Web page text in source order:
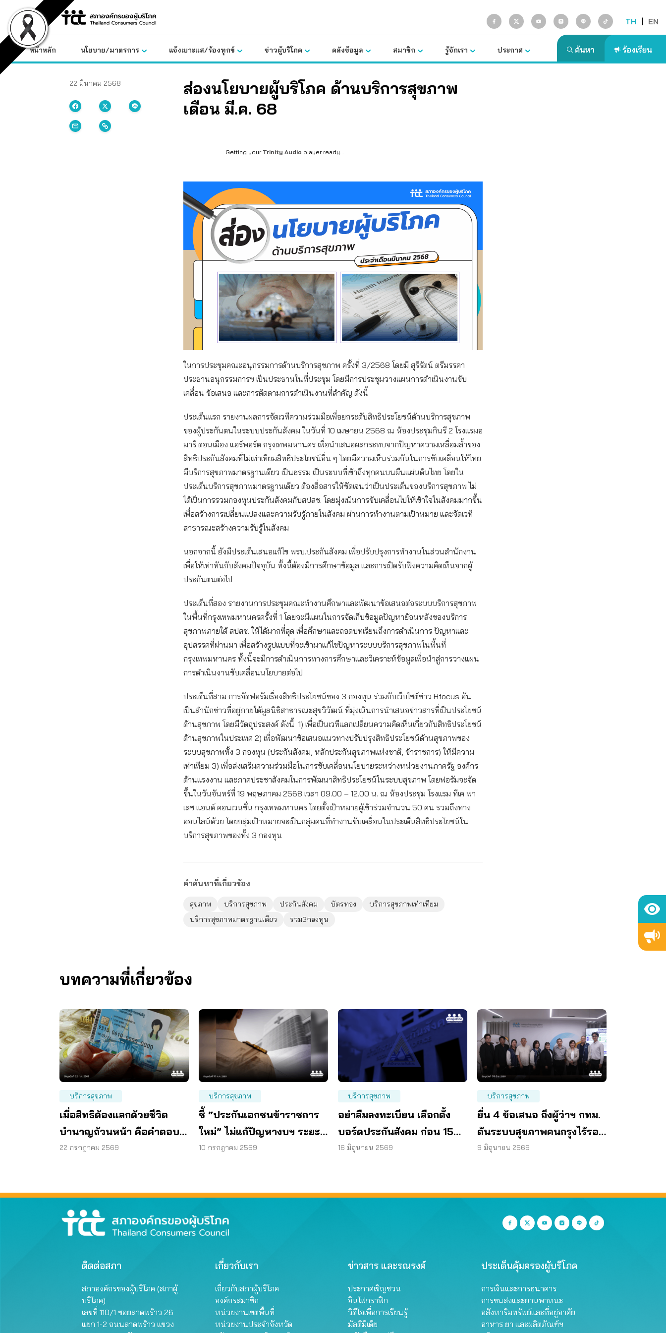
content
TH | EN
หน้าหลัก นโยบาย/มาตรการ แจ้งเบาะแส/ร้องทุกข์ ข่าวผู้บริโภค คลังข้อมูล สมาชิก รู้จักเรา ประกาศ
22 มีนาคม 2568
ส่องนโยบายผู้บริโภค ด้านบริการสุขภาพ
เดือน มี.ค. 68
Getting your Trinity Audio player ready...
ในการประชุมคณะอนุกรรมการด้านบริการสุขภาพ ครั้งที่ 3/2568 โดยมี สุรีรัตน์ ตรีมรรคา
ประธานอนุกรรมการฯ เป็นประธานในที่ประชุม โดยมีการประชุมวางแผนการดำเนินงานขับ
เคลื่อน ข้อเสนอ และการติดตามการดำเนินงานที่สำคัญ ดังนี้
ประเด็นแรก รายงานผลการจัดเวทีความร่วมมือเพื่อยกระดับสิทธิประโยชน์ด้านบริการสุขภาพ
ของผู้ประกันตนในระบบประกันสังคม ในวันที่ 10 เมษายน 2568 ณ ห้องประชุมกินรี 2 โรงแรมอ
มารี ดอนเมือง แอร์พอร์ต กรุงเทพมหานคร เพื่อนำเสนอผลกระทบจากปัญหาความเหลื่อมล้ำของ
สิทธิประกันสังคมที่ไม่เท่าเทียมสิทธิประโยชน์อื่น ๆ โดยมีความเห็นร่วมกันในการขับเคลื่อนให้ไทย
มีบริการสุขภาพมาตรฐานเดียว เป็นธรรม เป็นระบบที่เข้าถึงทุกคนบนผืนแผ่นดินไทย โดยใน
ประเด็นบริการสุขภาพมาตรฐานเดียว ต้องสื่อสารให้ชัดเจนว่าเป็นประเด็นของบริการสุขภาพ ไม่
ได้เป็นการรวมกองทุนประกันสังคมกับสปสช. โดยมุ่งเน้นการขับเคลื่อนไปให้เข้าใจในสังคมมากขึ้น
เพื่อสร้างการเปลี่ยนแปลงและความรับรู้ภายในสังคม ผ่านการทำงานตามเป้าหมาย และจัดเวที
สาธารณะสร้างความรับรู้ในสังคม
นอกจากนี้ ยังมีประเด็นเสนอแก้ไข พรบ.ประกันสังคม เพื่อปรับปรุงการทำงานในส่วนสำนักงาน
เพื่อให้เท่าทันกับสังคมปัจจุบัน ทั้งนี้ต้องมีการศึกษาข้อมูล และการเปิดรับฟังความคิดเห็นจากผู้
ประกันตนต่อไป
ประเด็นที่สอง รายงานการประชุมคณะทำงานศึกษาและพัฒนาข้อเสนอต่อระบบบริการสุขภาพ
ในพื้นที่กรุงเทพมหานครครั้งที่ 1 โดยจะมีแผนในการจัดเก็บข้อมูลปัญหาย้อนหลังของบริการ
สุขภาพภายใต้ สปสช. ให้ได้มากที่สุด เพื่อศึกษาและถอดบทเรียนถึงการดำเนินการ ปัญหาและ
อุปสรรคที่ผ่านมา เพื่อสร้างรูปแบบที่จะเข้ามาแก้ไขปัญหาระบบบริการสุขภาพในพื้นที่
กรุงเทพมหานคร ทั้งนี้จะมีการดำเนินการทางการศึกษาและวิเคราะห์ข้อมูลเพื่อนำสู่การวางแผน
การดำเนินงานขับเคลื่อนนโยบายต่อไป
ประเด็นที่สาม การจัดฟอรัมเรื่องสิทธิประโยชน์ของ 3 กองทุน ร่วมกับเว็บไซต์ข่าว Hfocus อัน
เป็นสำนักข่าวที่อยู่ภายใต้มูลนิธิสาธารณะสุขวิวัฒน์ ที่มุ่งเน้นการนำเสนอข่าวสารที่เป็นประโยชน์
ด้านสุขภาพ โดยมีวัตถุประสงค์ ดังนี้ 1) เพื่อเป็นเวทีแลกเปลี่ยนความคิดเห็นเกี่ยวกับสิทธิประโยชน์
ด้านสุขภาพในประเทศ 2) เพื่อพัฒนาข้อเสนอแนวทางปรับปรุงสิทธิประโยชน์ด้านสุขภาพของ
ระบบสุขภาพทั้ง 3 กองทุน (ประกันสังคม, หลักประกันสุขภาพแห่งชาติ, ข้าราชการ) ให้มีความ
เท่าเทียม 3) เพื่อส่งเสริมความร่วมมือในการขับเคลื่อนนโยบายระหว่างหน่วยงานภาครัฐ องค์กร
ด้านแรงงาน และภาคประชาสังคมในการพัฒนาสิทธิประโยชน์ในระบบสุขภาพ โดยฟอรัมจะจัด
ขึ้นในวันจันทร์ที่ 19 พฤษภาคม 2568 เวลา 09.00 – 12.00 น. ณ ห้องประชุม โรงแรม ทีเค พา
เลซ แอนด์ คอนเวนชั่น กรุงเทพมหานคร โดยตั้งเป้าหมายผู้เข้าร่วมจำนวน 50 คน รวมถึงทาง
ออนไลน์ด้วย โดยกลุ่มเป้าหมายจะเป็นกลุ่มคนที่ทำงานขับเคลื่อนในประเด็นสิทธิประโยชน์ใน
บริการสุขภาพของทั้ง 3 กองทุน
คำค้นหาที่เกี่ยวข้อง
สุขภาพ บริการสุขภาพ ประกันสังคม บัตรทอง
บริการสุขภาพเท่าเทียม
บริการสุขภาพมาตรฐานเดียว
รวม3กองทุน
บทความที่เกี่ยวข้อง
บริการสุขภาพ
เมื่อสิทธิต้องแลกด้วยชีวิต
บำนาญถ้วนหน้า คือคำตอบ
ของสังคมสูงวัย
22 กรกฎาคม 2569
บริการสุขภาพ
ชี้ “ประกันเอกชนข้าราชการ
ใหม่” ไม่แก้ปัญหางบฯ ระยะ
ยาว เสนอรวมกองทุนสุขภาพ
10 กรกฎาคม 2569
บริการสุขภาพ
อย่าลืมลงทะเบียน เลือกตั้ง
บอร์ดประกันสังคม ก่อน 15
ก.ค. แล้วเตรียมเข้าคูหา 27
16 มิถุนายน 2569
บริการสุขภาพ
ยื่น 4 ข้อเสนอ ถึงผู้ว่าฯ กทม.
ดันระบบสุขภาพคนกรุงไร้รอย
ต่อ
9 มิถุนายน 2569
ติดต่อสภา
สภาองค์กรของผู้บริโภค (สภาผู้
บริโภค)
เลขที่ 110/1 ซอยลาดพร้าว 26
แยก 1-2 ถนนลาดพร้าว แขวง
เกี่ยวกับเรา
เกี่ยวกับสภาผู้บริโภค
องค์กรสมาชิก
หน่วยงานเขตพื้นที่
หน่วยงานประจำจังหวัด
ข่าวสาร และรณรงค์
ประกาศเชิญชวน
อินโฟกราฟิก
วิดีโอเพื่อการเรียนรู้
มัลติมีเดีย
ประเด็นคุ้มครองผู้บริโภค
การเงินและการธนาคาร
การขนส่งและยานพาหนะ
อสังหาริมทรัพย์และที่อยู่อาศัย
อาหาร ยา และผลิตภัณฑ์ฯ